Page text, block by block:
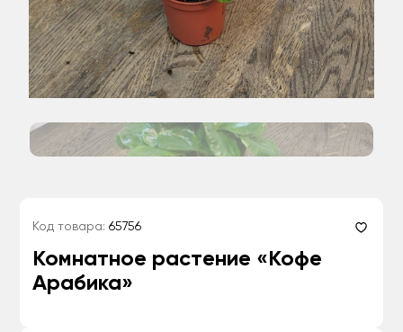
Код товара: 65756
Комнатное растение «Кофе
Арабика»